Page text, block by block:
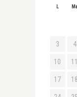
L Ma
3 4
10 11
17 18